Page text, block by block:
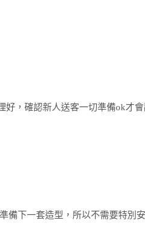
好，確認新人送客一切準備ok才
備下一套造型，所以不需要特別